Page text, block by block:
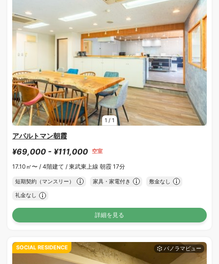
1 / 1
アパルトマン朝霞
¥69,000 - ¥111,000 空室
17.10㎡〜 / 4階建て / 東武東上線 朝霞 17分
短期契約（マンスリー） 家具・家電付き 敷金なし
礼金なし
詳細を見る
SOCIAL RESIDENCE